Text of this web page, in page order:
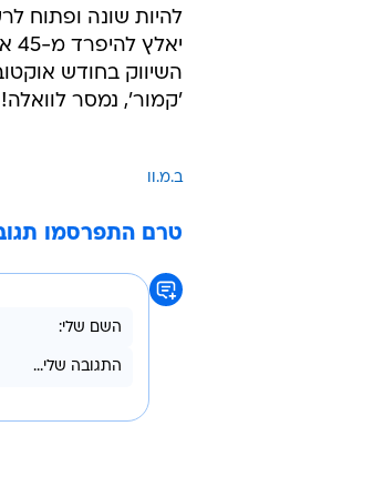
להיות שונה ופתוח
השיווק בחודש
'קמור', נמסר
ב.מ.וו
טרם התפרסמו